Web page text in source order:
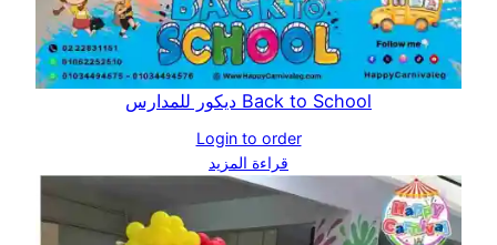
Back to School ديكور للمدارس
Login to order
قراءة المزيد